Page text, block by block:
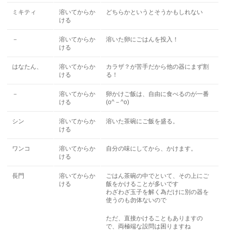
ミキティ
溶いてからか
ける
どちらかというとそうかもしれない
－
溶いてからか
ける
溶いた卵にごはんを投入！
はなたん、
溶いてからか
ける
カラザ？が苦手だから他の器にまず割
る！
－
溶いてからか
ける
卵かけご飯は、自由に食べるのが一番
(o^－^o)
シン
溶いてからか
ける
溶いた茶碗にご飯を盛る。
ワンコ
溶いてからか
ける
自分の味にしてから、かけます。
長門
溶いてからか
ける
ごはん茶碗の中でといて、その上にご
飯をかけることが多いです
わざわざ玉子を解く為だけに別の器を
使うのも勿体ないので
ただ、直接かけることもありますの
で、両極端な設問は困りますね